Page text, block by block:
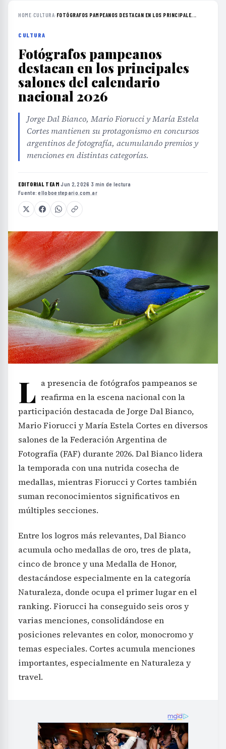
HOME›CULTURA› FOTÓGRAFOS PAMPEANOS DESTACAN EN LOS PRINCIPALE...
CULTURA
Fotógrafos pampeanos
destacan en los principales
salones del calendario
nacional 2026
Jorge Dal Bianco, Mario Fiorucci y María Estela
Cortes mantienen su protagonismo en concursos
argentinos de fotografía, acumulando premios y
menciones en distintas categorías.
EDITORIAL TEAM·Jun 2, 2026 ·3 min de lectura ·
Fuente:elloboestepario.com.ar
L a presencia de fotógrafos pampeanos se
reafirma en la escena nacional con la
participación destacada de Jorge Dal Bianco,
Mario Fiorucci y María Estela Cortes en diversos
salones de la Federación Argentina de
Fotografía (FAF) durante 2026. Dal Bianco lidera
la temporada con una nutrida cosecha de
medallas, mientras Fiorucci y Cortes también
suman reconocimientos significativos en
múltiples secciones.
Entre los logros más relevantes, Dal Bianco
acumula ocho medallas de oro, tres de plata,
cinco de bronce y una Medalla de Honor,
destacándose especialmente en la categoría
Naturaleza, donde ocupa el primer lugar en el
ranking. Fiorucci ha conseguido seis oros y
varias menciones, consolidándose en
posiciones relevantes en color, monocromo y
temas especiales. Cortes acumula menciones
importantes, especialmente en Naturaleza y
travel.